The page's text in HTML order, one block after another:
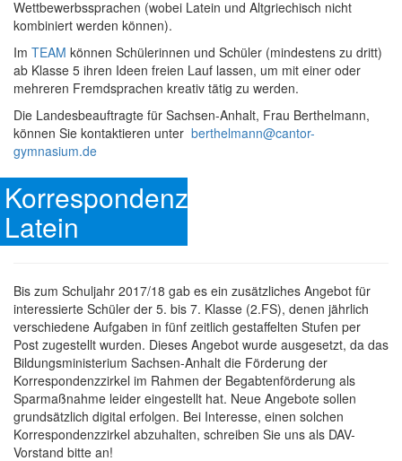
Wettbewerbssprachen (wobei Latein und Altgriechisch nicht
kombiniert werden können).
Im TEAM können Schülerinnen und Schüler (mindestens zu dritt)
ab Klasse 5 ihren Ideen freien Lauf lassen, um mit einer oder
mehreren Fremdsprachen kreativ tätig zu werden.
Die Landesbeauftragte für Sachsen-Anhalt, Frau Berthelmann,
können Sie kontaktieren unter berthelmann@cantor-
gymnasium.de
Korrespondenzzirkel
Latein
Bis zum Schuljahr 2017/18 gab es ein zusätzliches Angebot für
interessierte Schüler der 5. bis 7. Klasse (2.FS), denen jährlich
verschiedene Aufgaben in fünf zeitlich gestaffelten Stufen per
Post zugestellt wurden. Dieses Angebot wurde ausgesetzt, da das
Bildungsministerium Sachsen-Anhalt die Förderung der
Korrespondenzzirkel im Rahmen der Begabtenförderung als
Sparmaßnahme leider eingestellt hat. Neue Angebote sollen
grundsätzlich digital erfolgen. Bei Interesse, einen solchen
Korrespondenzzirkel abzuhalten, schreiben Sie uns als DAV-
Vorstand bitte an!